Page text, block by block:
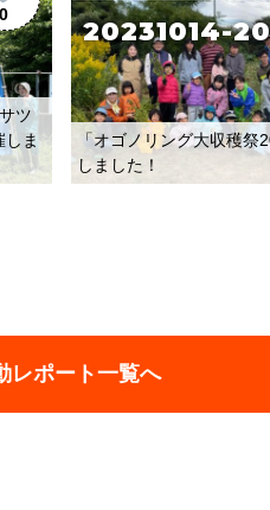
0
ツ
ま
20231014-
「オゴノリング大収穫祭
しました！
レポート一覧へ